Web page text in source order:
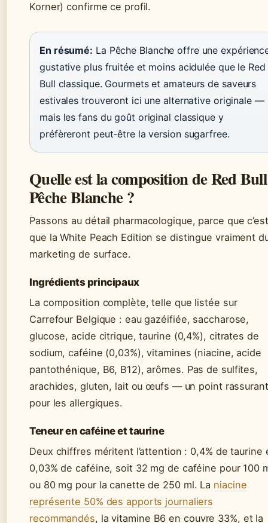
Korner) confirme ce profil.
En résumé: La Pêche Blanche offre une
gustative plus fruitée et moins acidulée que le Red
Bull classique. Gourmets et amateurs de saveurs
estivales trouveront ici une alternative originale —
mais les fans du goût original classique y
préfèreront peut-être la version sugarfree.
Quelle est la composition de Red Bull
Pêche Blanche ?
Passons au détail pharmacologique, parce que
que la White Peach Edition se distingue vraiment
marketing de surface.
Ingrédients principaux
La composition complète, telle que listée sur
Carrefour Belgique : eau gazéifiée, saccharose,
glucose, acide citrique, taurine (0,4%), citrates de
sodium, caféine (0,03%), vitamines (niacine, acide
pantothénique, B6, B12), arômes. Pas de sulfites,
arachides, gluten, lait ou œufs — un point rassurant
pour les allergiques.
Teneur en caféine et taurine
Deux chiffres méritent l’attention : 0,4% de taurine
0,03% de caféine, soit 32 mg de caféine pour 100
ou 80 mg pour la canette de 250 ml. La niacine
représente 50% des apports journaliers
recommandés, la vitamine B6 en couvre 33%, et la